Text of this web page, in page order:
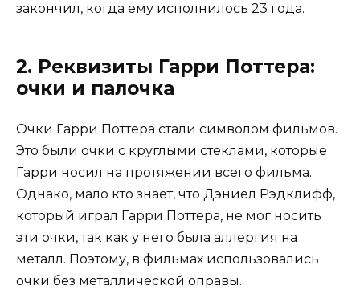
закончил, когда ему исполнилось 23 года.
2. Реквизиты Гарри Поттера:
очки и палочка
Очки Гарри Поттера стали символом фильмов.
Это были очки с круглыми стеклами, которые
Гарри носил на протяжении всего фильма.
Однако, мало кто знает, что Дэниел Рэдклифф,
который играл Гарри Поттера, не мог носить
эти очки, так как у него была аллергия на
металл. Поэтому, в фильмах использовались
очки без металлической оправы.